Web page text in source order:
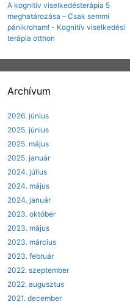
A kognitív viselkedésterápia 5
meghatározása – Csak semmi
pánikroham! - Kognitív viselkedési
terápia otthon
Archívum
2026. június
2025. június
2025. május
2025. január
2024. július
2024. május
2024. január
2023. október
2023. május
2023. március
2023. február
2022. szeptember
2022. augusztus
2021. december